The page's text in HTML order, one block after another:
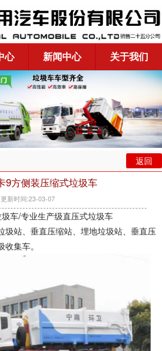
心 新闻中心 关于我们
返回
9方侧装压缩式垃圾车
更新时间:23-03-07
车/专业生产级直压式垃圾车
圾站、垂直压缩站、埋地垃圾站、垂直压
集车。